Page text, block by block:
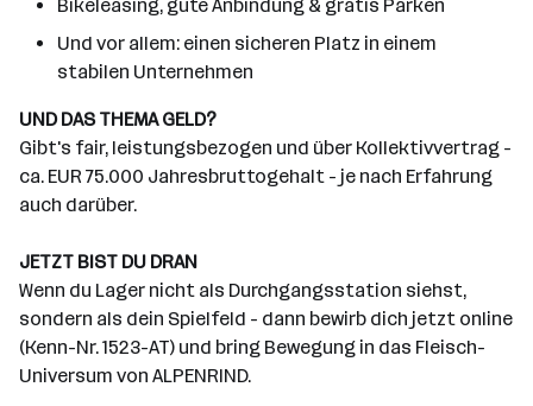
Bikeleasing, gute Anbindung & gratis Parken
Und vor allem: einen sicheren Platz in einem
stabilen Unternehmen
UND DAS THEMA GELD?
Gibt's fair, leistungsbezogen und über Kollektivvertrag -
ca. EUR 75.000 Jahresbruttogehalt - je nach Erfahrung
auch darüber.
JETZT BIST DU DRAN
Wenn du Lager nicht als Durchgangsstation siehst,
sondern als dein Spielfeld - dann bewirb dich jetzt online
(Kenn-Nr. 1523-AT) und bring Bewegung in das Fleisch-
Universum von ALPENRIND.